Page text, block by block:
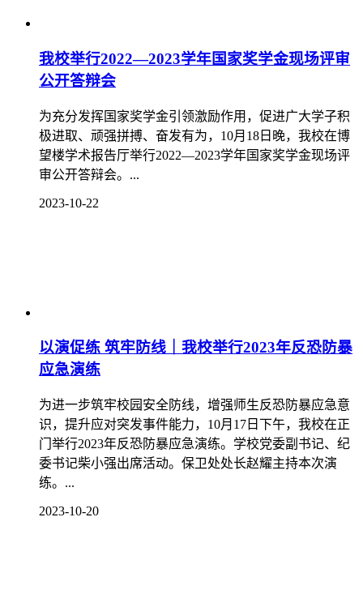
我校举行2022—2023学年国家奖学金现场评审
公开答辩会
为充分发挥国家奖学金引领激励作用，促进广大学子积
极进取、顽强拼搏、奋发有为，10月18日晚，我校在博
望楼学术报告厅举行2022—2023学年国家奖学金现场评
审公开答辩会。...
2023-10-22
以演促练 筑牢防线｜我校举行2023年反恐防暴
应急演练
为进一步筑牢校园安全防线，增强师生反恐防暴应急意
识，提升应对突发事件能力，10月17日下午，我校在正
门举行2023年反恐防暴应急演练。学校党委副书记、纪
委书记柴小强出席活动。保卫处处长赵耀主持本次演
练。...
2023-10-20